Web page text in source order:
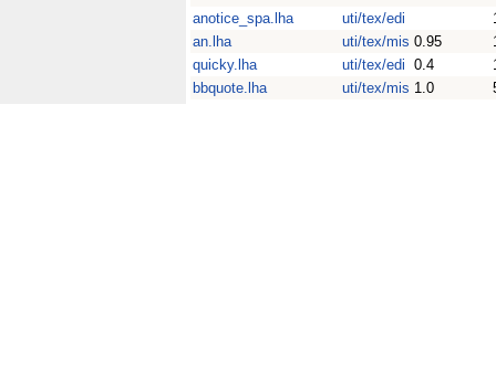
anotice_spa.lha uti/tex/edi
an.lha
uti/tex/mis 0.95
quicky.lha
uti/tex/edi 0.4
bbquote.lha
uti/tex/mis 1.0